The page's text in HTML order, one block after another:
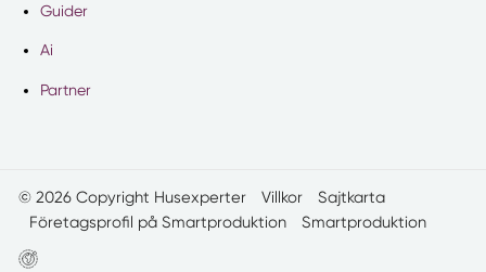
Guider
Ai
Partner
© 2026 Copyright Husexperter Villkor
Sajtkarta
Företagsprofil på Smartproduktion
Smartproduktion